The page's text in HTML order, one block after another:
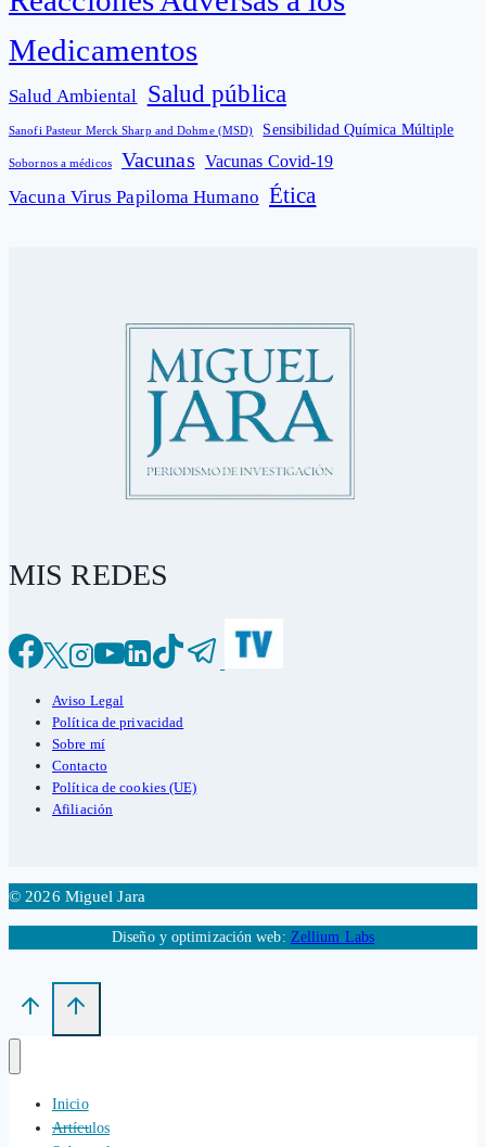
Medicamentos
Salud Ambiental Salud pública
Sanofi Pasteur Merck Sharp and Dohme (MSD) Sensibilidad Química Múltiple
Sobornos a médicos Vacunas Vacunas Covid-19
Vacuna Virus Papiloma Humano Ética
MIS REDES
Aviso Legal
Política de privacidad
Sobre mí
Contacto
Política de cookies (UE)
Afiliación
© 2026 Miguel Jara
Diseño y optimización web: Zellium Labs
Inicio
Artículos